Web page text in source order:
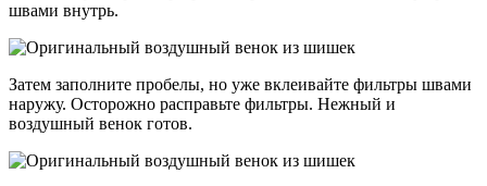
швами внутрь.
Затем заполните пробелы, но уже вклеивайте фильтры швами
наружу. Осторожно расправьте фильтры. Нежный и
воздушный венок готов.